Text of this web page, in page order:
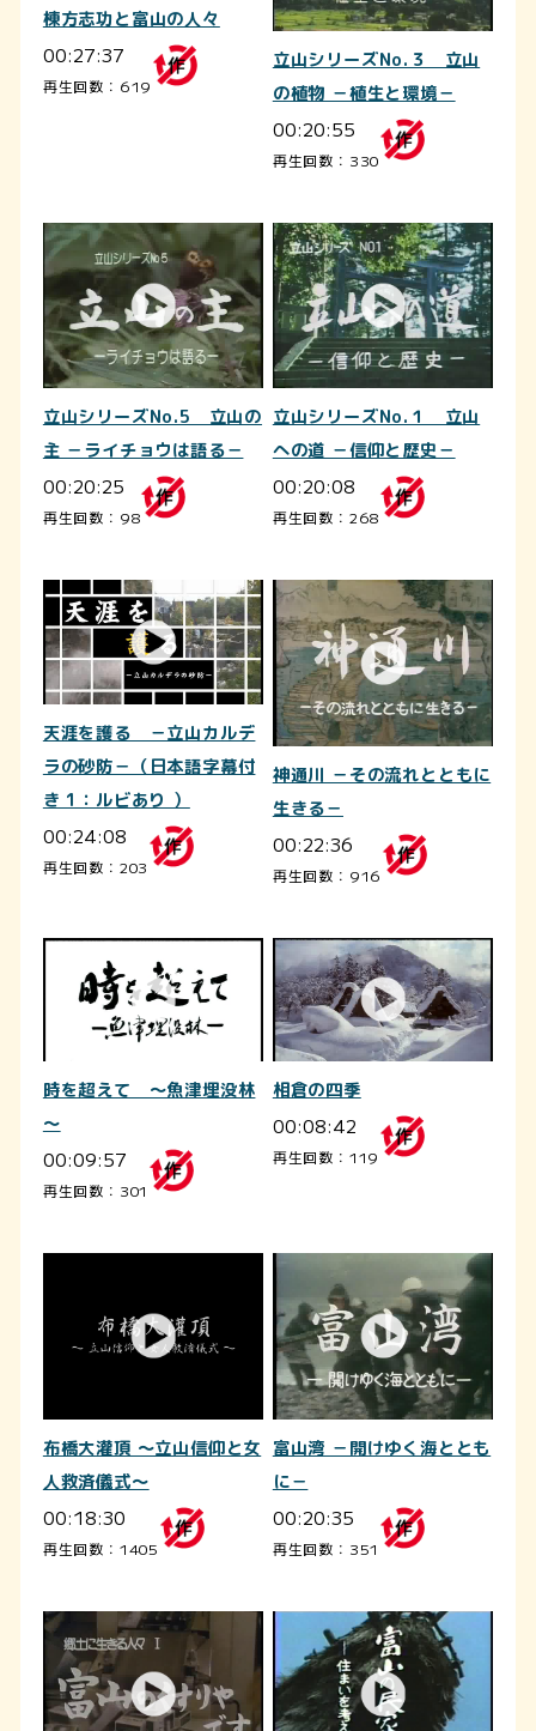
棟方志功と富山の人々
00:27:37
再生回数：619
立山シリーズNo.３ 立山
の植物 －植生と環境－
00:20:55
再生回数：330
立山シリーズNo.5 立山の
主 －ライチョウは語る－
00:20:25
再生回数：98
立山シリーズNo.１ 立山
への道 －信仰と歴史－
00:20:08
再生回数：268
天涯を護る －立山カルデ
ラの砂防－（日本語字幕付
き 1：ルビあり ）
00:24:08
再生回数：203
神通川 －その流れとともに
生きる－
00:22:36
再生回数：916
時を超えて ～魚津埋没林
～
00:09:57
再生回数：301
相倉の四季
00:08:42
再生回数：119
布橋大灌頂 ～立山信仰と女
人救済儀式～
00:18:30
再生回数：1405
富山湾 －開けゆく海ととも
に－
00:20:35
再生回数：351